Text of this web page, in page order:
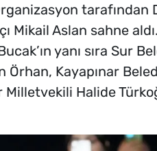
tarafından
Mikail Aslan sahne
yanı sıra Sur
Örhan, Kayapınar
Milletvekili Halide